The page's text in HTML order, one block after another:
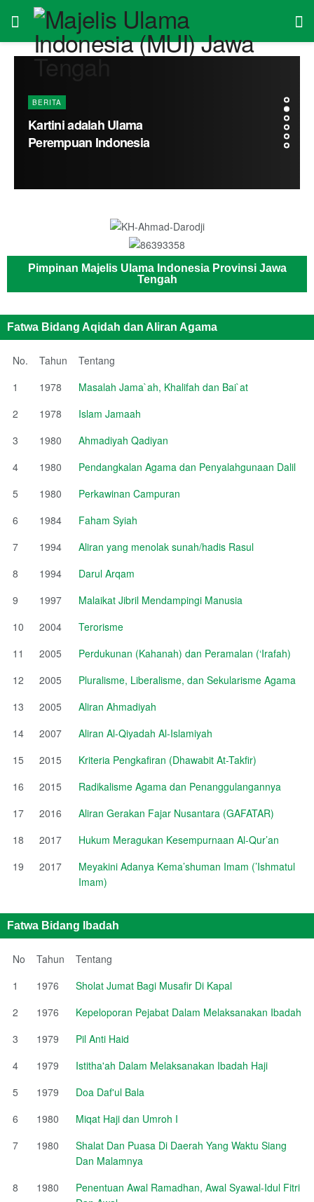
Pimpinan Majelis Ulama Indonesia Provinsi Jawa
Tengah
Fatwa Bidang Aqidah dan Aliran Agama
No. Tahun
Tentang
1
1978
Masalah Jama`ah, Khalifah dan Bai`at
2
1978
Islam Jamaah
3
1980
Ahmadiyah Qadiyan
4
1980
Pendangkalan Agama dan Penyalahgunaan Dalil
5
1980
Perkawinan Campuran
6
1984
Faham Syiah
7
1994
Aliran yang menolak sunah/hadis Rasul
8
1994
Darul Arqam
9
1997
Malaikat Jibril Mendampingi Manusia
10
2004
Terorisme
11
2005
Perdukunan (Kahanah) dan Peramalan (‘Irafah)
12
2005
Pluralisme, Liberalisme, dan Sekularisme Agama
13
2005
Aliran Ahmadiyah
14
2007
Aliran Al-Qiyadah Al-Islamiyah
15
2015
Kriteria Pengkafiran (Dhawabit At-Takfir)
16
2015
Radikalisme Agama dan Penanggulangannya
17
2016
Aliran Gerakan Fajar Nusantara (GAFATAR)
18
2017
Hukum Meragukan Kesempurnaan Al-Qur’an
19
2017
Meyakini Adanya Kema’shuman Imam (’Ishmatul
Imam)
Fatwa Bidang Ibadah
No Tahun
Tentang
1
1976
Sholat Jumat Bagi Musafir Di Kapal
2
1976
Kepeloporan Pejabat Dalam Melaksanakan Ibadah
3
1979
Pil Anti Haid
4
1979
Istitha'ah Dalam Melaksanakan Ibadah Haji
5
1979
Doa Daf'ul Bala
6
1980
Miqat Haji dan Umroh I
7
1980
Shalat Dan Puasa Di Daerah Yang Waktu Siang
Dan Malamnya
8
1980
Penentuan Awal Ramadhan, Awal Syawal-Idul Fitri